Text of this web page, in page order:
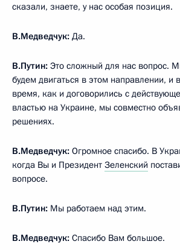
сказали, знаете, у нас особая позиция.
В.Медведчук: Да.
В.Путин: Это сложный для нас вопрос.
будем двигаться в этом направлении, и
время, как и договорились с
властью на Украине, мы совместно
решениях.
В.Медведчук: Огромное спасибо. В
когда Вы и Президент Зеленский
вопросе.
В.Путин: Мы работаем над этим.
В.Медведчук: Спасибо Вам большое.